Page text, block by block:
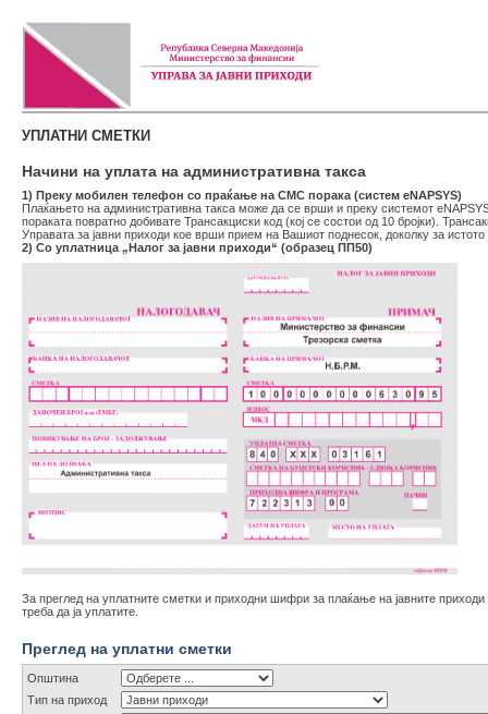
УПЛАТНИ СМЕТКИ
Начини на уплата на административна такса
1) Преку мобилен телефон со праќање на СМС порака (систем eNAPSYS)
Плаќањето на административна такса може да се врши и преку системот
пораката повратно добивате Трансакциски код (кој се состои од 10 бројки).
Управата за јавни приходи кое врши прием на Вашиот поднесок, доколку за
2) Со уплатница „Налог за јавни приходи“ (образец ПП50)
За преглед на уплатните сметки и приходни шифри за плаќање на јавните
треба да ја уплатите.
Преглед на уплатни сметки
Општина
Тип на приход